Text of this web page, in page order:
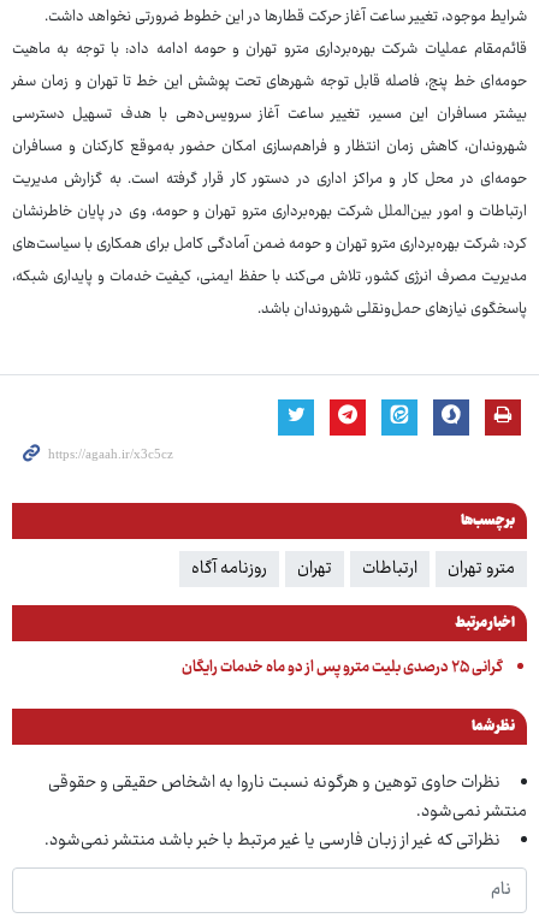
شرایط موجود، تغییر ساعت آغاز حرکت قطارها در این خطوط ضرورتی نخواهد داشت.
قائم‌مقام عملیات شرکت بهره‌برداری مترو تهران و حومه ادامه داد: با توجه به ماهیت
حومه‌ای خط پنج، فاصله قابل ‌توجه شهرهای تحت پوشش این خط تا تهران و زمان سفر
بیشتر مسافران این مسیر، تغییر ساعت آغاز سرویس‌دهی با هدف تسهیل دسترسی
شهروندان، کاهش زمان انتظار و فراهم‌سازی امکان حضور به‌موقع کارکنان و مسافران
حومه‌ای در محل کار و مراکز اداری در دستور کار قرار گرفته است. به گزارش مدیریت
ارتباطات و امور بین‌الملل شرکت بهره‌برداری مترو تهران و حومه، وی در پایان خاطرنشان
کرد: شرکت بهره‌برداری مترو تهران و حومه ضمن آمادگی کامل برای همکاری با سیاست‌های
مدیریت مصرف انرژی کشور، تلاش می‌کند با حفظ ایمنی، کیفیت خدمات و پایداری شبکه،
پاسخگوی نیازهای حمل‌ونقلی شهروندان باشد.
برچسب‌ها
مترو تهران ارتباطات تهران روزنامه آگاه
اخبار مرتبط
گرانی ۲۵ درصدی بلیت مترو پس از دو ماه خدمات رایگان
نظر شما
نظرات حاوی توهین و هرگونه نسبت ناروا به اشخاص حقیقی و حقوقی
منتشر نمی‌شود.
نظراتی که غیر از زبان فارسی یا غیر مرتبط با خبر باشد منتشر نمی‌شود.